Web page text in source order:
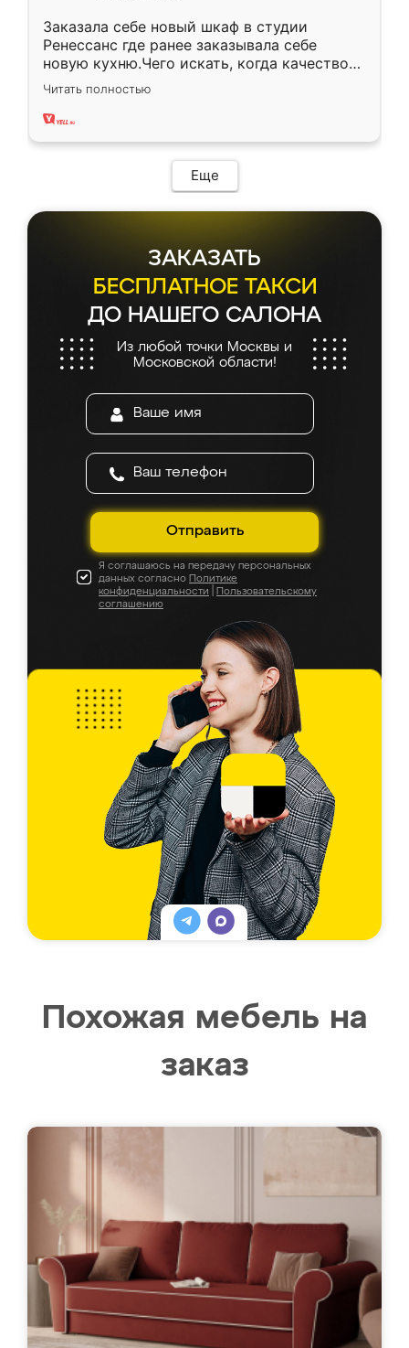
Заказала себе новый шкаф в студии
Ренессанс где ранее заказывала себе
новую кухню.Чего искать, когда качеством
вполне довольна. Служит кухня уже почти
два года, нареканий нет.
Читать полностью
Еще
ЗАКАЗАТЬ
БЕСПЛАТНОЕ ТАКСИ
ДО НАШЕГО САЛОНА
Из любой точки Москвы и
Московской области!
Отправить
Я соглашаюсь на передачу персональных
данных согласно Политике
конфиденциальности
Пользовательскому
соглашению
Похожая мебель на
заказ